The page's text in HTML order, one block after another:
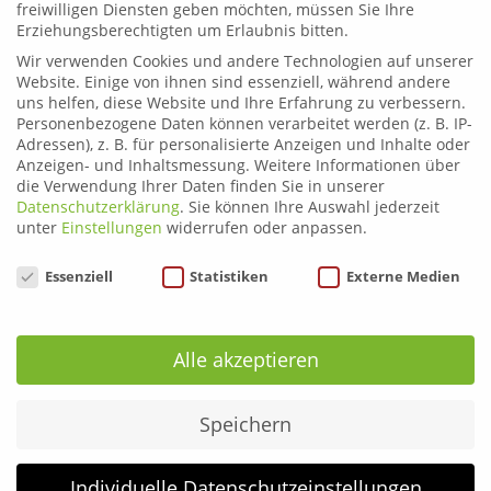
wollen!
Weitere Infos
TEAM LIEZEN
TEAM LEOBEN
freiwilligen Diensten geben möchten, müssen Sie Ihre
Erziehungsberechtigten um Erlaubnis bitten.
Wir verwenden Cookies und andere Technologien auf unserer
Website. Einige von ihnen sind essenziell, während andere
uns helfen, diese Website und Ihre Erfahrung zu verbessern.
Personenbezogene Daten können verarbeitet werden (z. B. IP-
Adressen), z. B. für personalisierte Anzeigen und Inhalte oder
Anzeigen- und Inhaltsmessung. Weitere Informationen über
die Verwendung Ihrer Daten finden Sie in unserer
Datenschutzerklärung. Sie können Ihre Auswahl jederzeit
unter Einstellungen widerrufen oder anpassen.
Datenschutzeinstellungen
Essenziell Statistiken Externe Medien
Alle akzeptieren
Speichern